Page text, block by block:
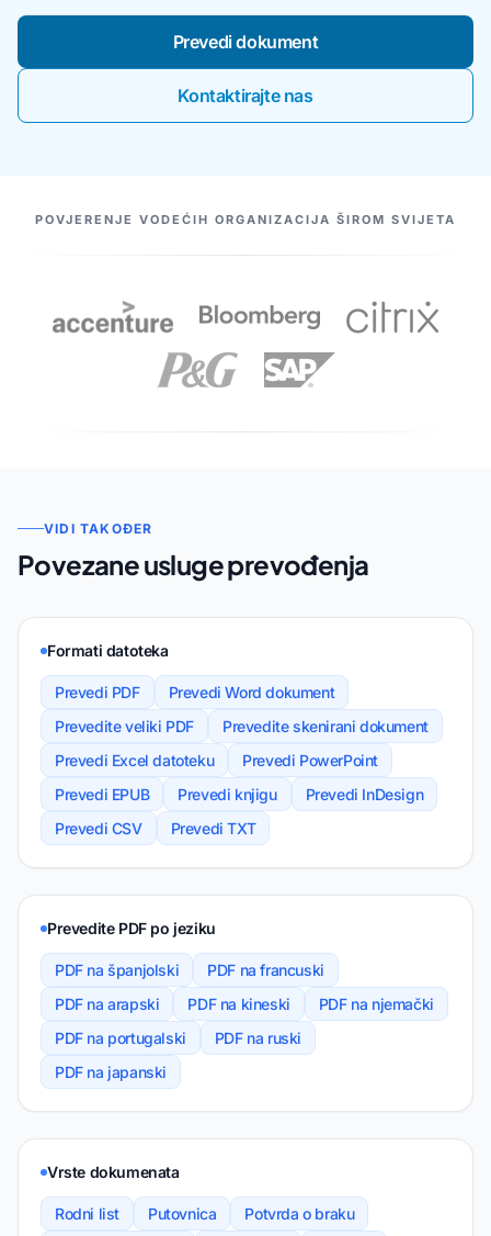
Prevedi dokument
Kontaktirajte nas
NAŠI PARTNERI
POVJERENJE VODEĆIH ORGANIZACIJA ŠIROM SVIJETA
VIDI TAKOĐER
Povezane usluge prevođenja
Formati datoteka
Prevedi PDF
Prevedi Word dokument
Prevedite veliki PDF
Prevedite skenirani dokument
Prevedi Excel datoteku
Prevedi PowerPoint
Prevedi EPUB
Prevedi knjigu
Prevedi InDesign
Prevedi CSV
Prevedi TXT
Prevedite PDF po jeziku
PDF na španjolski
PDF na francuski
PDF na arapski
PDF na kineski
PDF na njemački
PDF na portugalski
PDF na ruski
PDF na japanski
Vrste dokumenata
Rodni list Putovnica
Potvrda o braku